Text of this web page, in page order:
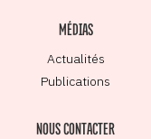
MÉDIAS
Actualités
Publications
NOUS CONTACTER